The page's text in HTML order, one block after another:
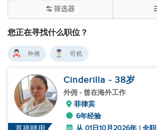
您正在寻找什么职位？
筛选器
外佣 司机
Cinderilla - 38岁
外佣 - 曾在海外工作
菲律宾
6年经验
从 01日10月2026年 | 全职